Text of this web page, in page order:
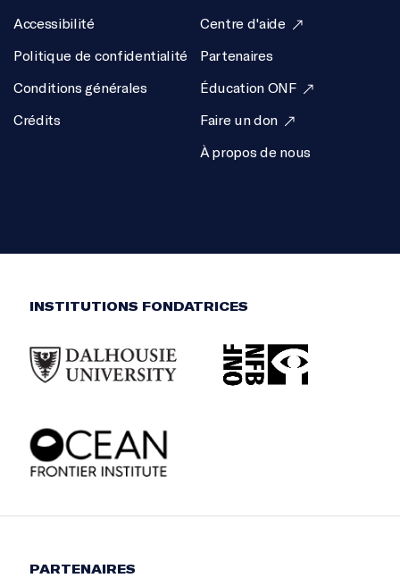
Accessibilité
Politique de confidentialité
Conditions générales
Crédits
Centre d'aide
Partenaires
Éducation ONF
Faire un don
À propos de nous
INSTITUTIONS FONDATRICES
PARTENAIRES